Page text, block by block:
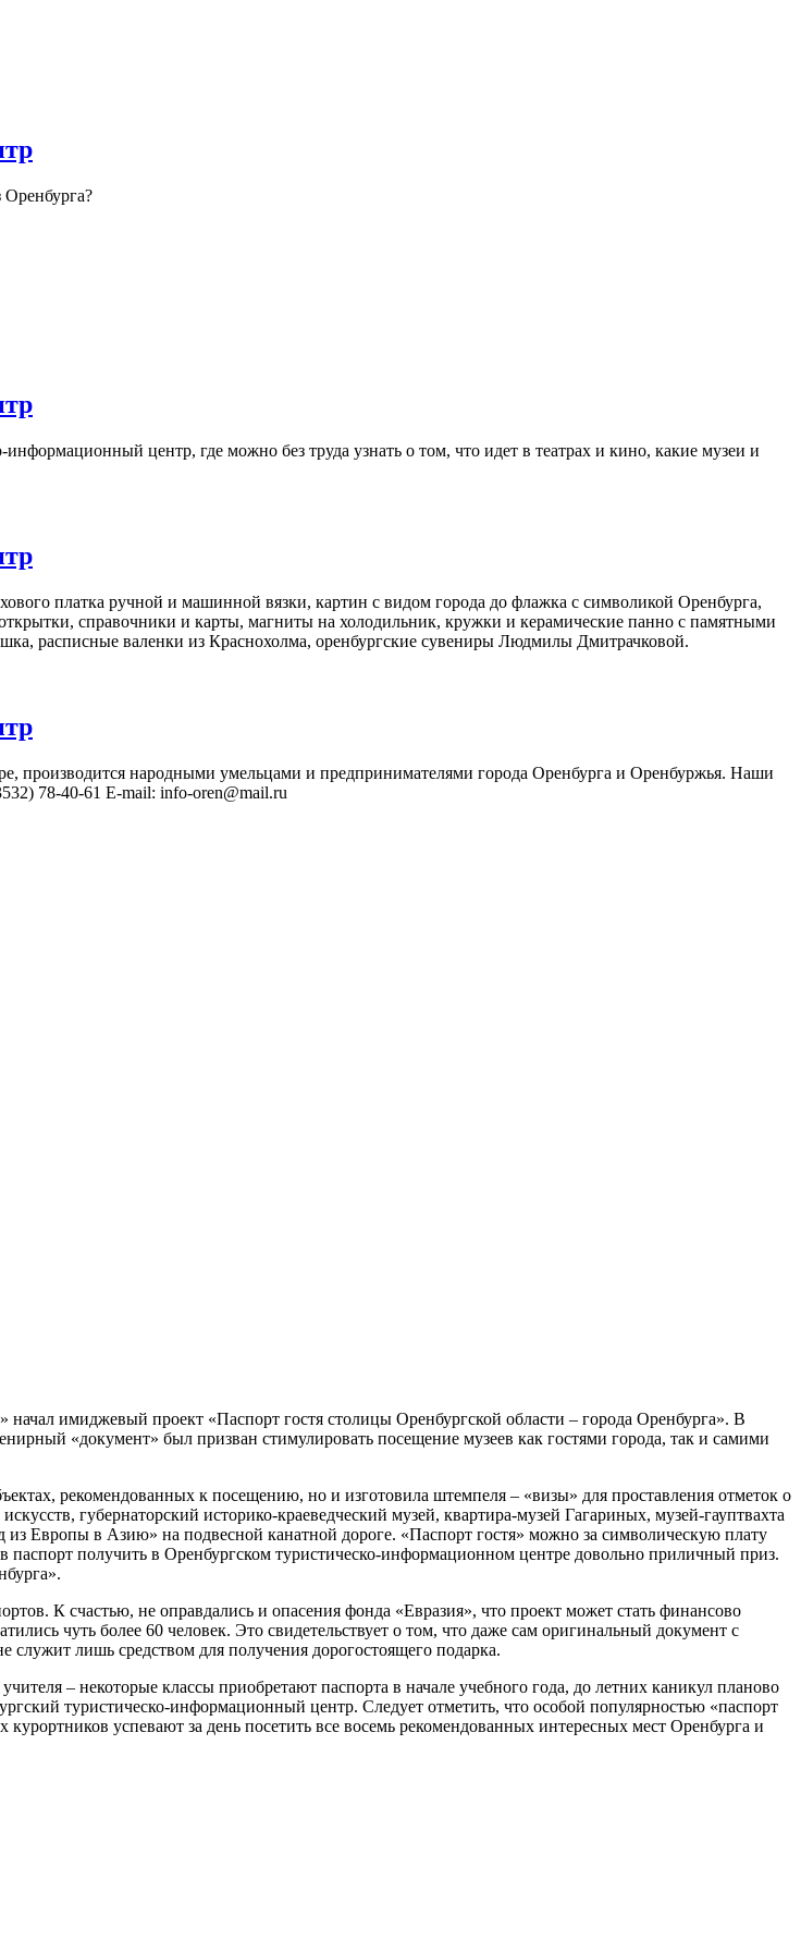
Оренбурга?
центр, где можно без труда узнать о том, что идет в театрах и кино, какие музеи и
платка ручной и машинной вязки, картин с видом города до флажка с символикой Оренбурга,
справочники и карты, магниты на холодильник, кружки и керамические панно с памятными
расписные валенки из Краснохолма, оренбургские сувениры Людмилы Дмитрачковой.
производится народными умельцами и предпринимателями города Оренбурга и Оренбуржья. Наши
78-40-61 E-mail: info-oren@mail.ru
имиджевый проект «Паспорт гостя столицы Оренбургской области – города Оренбурга». В
«документ» был призван стимулировать посещение музеев как гостями города, так и самими
рекомендованных к посещению, но и изготовила штемпеля – «визы» для проставления отметок о
губернаторский историко-краеведческий музей, квартира-музей Гагариных, музей-гауптвахта
Европы в Азию» на подвесной канатной дороге. «Паспорт гостя» можно за символическую плату
получить в Оренбургском туристическо-информационном центре довольно приличный приз.
К счастью, не оправдались и опасения фонда «Евразия», что проект может стать финансово
чуть более 60 человек. Это свидетельствует о том, что даже сам оригинальный документ с
лишь средством для получения дорогостоящего подарка.
– некоторые классы приобретают паспорта в начале учебного года, до летних каникул планово
туристическо-информационный центр. Следует отметить, что особой популярностью «паспорт
успевают за день посетить все восемь рекомендованных интересных мест Оренбурга и